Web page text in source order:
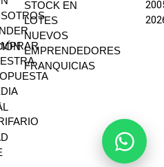
STOCK EN
LOTES
NUEVOS
EMPRENDEDORES
FRANQUICIAS